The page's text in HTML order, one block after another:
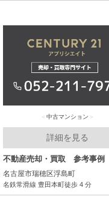
中古マンション
詳細を見る
不動産売却・買取 参考事例
名古屋市瑞穂区浮島町
名鉄常滑線 豊田本町徒歩 4 分